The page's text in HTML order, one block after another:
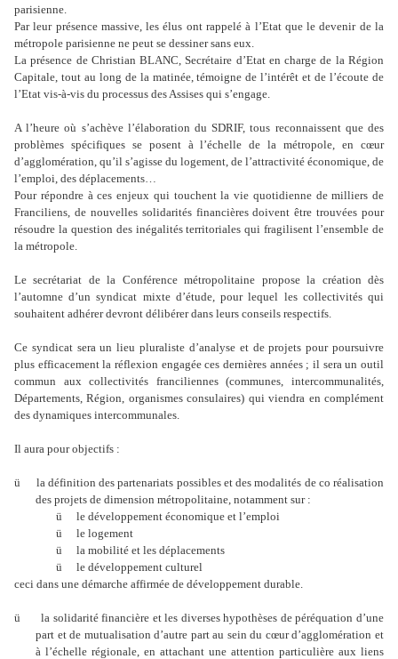
parisienne.
Par leur présence massive, les élus ont rappelé à l’Etat que le devenir de la
métropole parisienne ne peut se dessiner sans eux.
La présence de Christian BLANC, Secrétaire d’Etat en charge de la Région
Capitale, tout au long de la matinée, témoigne de l’intérêt et de l’écoute de
l’Etat vis-à-vis du processus des Assises qui s’engage.
A l’heure où s’achève l’élaboration du SDRIF, tous reconnaissent que des
problèmes spécifiques se posent à l’échelle de la métropole, en cœur
d’agglomération, qu’il s’agisse du logement, de l’attractivité économique, de
l’emploi, des déplacements…
Pour répondre à ces enjeux qui touchent la vie quotidienne de milliers de
Franciliens, de nouvelles solidarités financières doivent être trouvées pour
résoudre la question des inégalités territoriales qui fragilisent l’ensemble de
la métropole.
Le secrétariat de la Conférence métropolitaine propose la création dès
l’automne d’un syndicat mixte d’étude, pour lequel les collectivités qui
souhaitent adhérer devront délibérer dans leurs conseils respectifs.
Ce syndicat sera un lieu pluraliste d’analyse et de projets pour poursuivre
plus efficacement la réflexion engagée ces dernières années ; il sera un outil
commun aux collectivités franciliennes (communes, intercommunalités,
Départements, Région, organismes consulaires) qui viendra en complément
des dynamiques intercommunales.
Il aura pour objectifs :
ü
la définition des partenariats possibles et des modalités de co réalisation
des projets de dimension métropolitaine, notamment sur :
ü
le développement économique et l’emploi
ü
le logement
ü
la mobilité et les déplacements
ü
le développement culturel
ceci dans une démarche affirmée de développement durable.
ü
la solidarité financière et les diverses hypothèses de péréquation d’une
part et de mutualisation d’autre part au sein du cœur d’agglomération et
à l’échelle régionale, en attachant une attention particulière aux liens